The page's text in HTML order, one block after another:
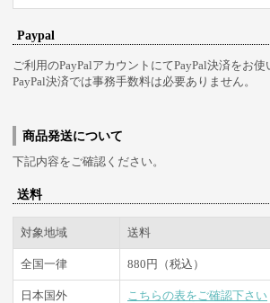
Paypal
ご利用のPayPalアカウントにてPayPal決済をお使
PayPal決済では事務手数料は必要ありません。
商品発送について
下記内容をご確認ください。
送料
対象地域 送料
全国一律 880円（税込）
日本国外 こちらの表をご確認下さい